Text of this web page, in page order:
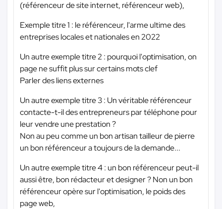
(référenceur de site internet, référenceur web),
Exemple titre 1 : le référenceur, l'arme ultime des
entreprises locales et nationales en 2022
Un autre exemple titre 2 : pourquoi l'optimisation, on
page ne suffit plus sur certains mots clef
Parler des liens externes
Un autre exemple titre 3 : Un véritable référenceur
contacte-t-il des entrepreneurs par téléphone pour
leur vendre une prestation ?
Non au peu comme un bon artisan tailleur de pierre
un bon référenceur a toujours de la demande...
Un autre exemple titre 4 : un bon référenceur peut-il
aussi être, bon rédacteur et designer ? Non un bon
référenceur opère sur l'optimisation, le poids des
page web,